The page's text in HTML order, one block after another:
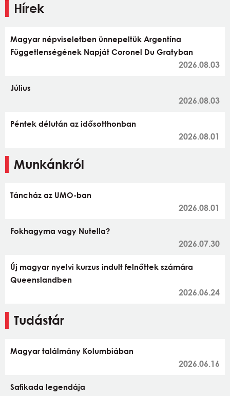
Hírek
Magyar népviseletben ünnepeltük Argentína
Függetlenségének Napját Coronel Du Gratyban
2026.08.03
Július
2026.08.03
Péntek délután az idősotthonban
2026.08.01
Munkánkról
Táncház az UMO-ban
2026.08.01
Fokhagyma vagy Nutella?
2026.07.30
Új magyar nyelvi kurzus indult felnőttek számára
Queenslandben
2026.06.24
Tudástár
Magyar találmány Kolumbiában
2026.06.16
Safikada legendája